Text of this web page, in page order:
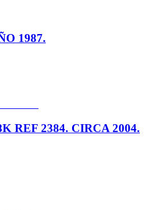
1987.
REF 2384. CIRCA 2004.